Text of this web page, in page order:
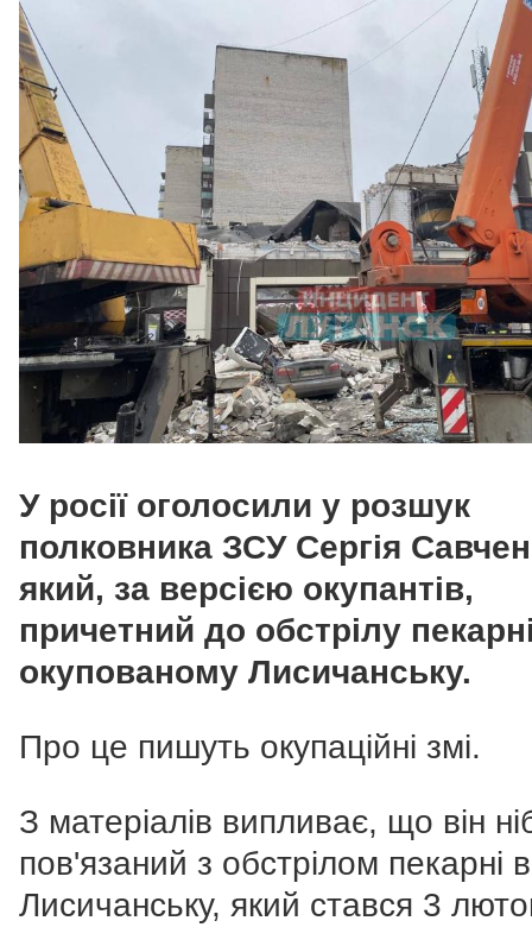
У росії оголосили у розшук
полковника ЗСУ Сергія
який, за версією окупантів,
причетний до обстрілу
окупованому Лисичанську.
Про це пишуть окупаційні змі.
З матеріалів випливає, що він
пов'язаний з обстрілом пекарні в
Лисичанську, який стався 3